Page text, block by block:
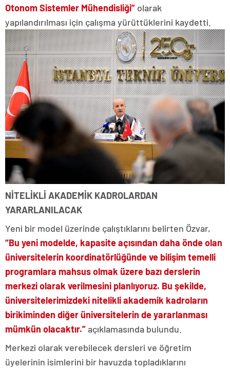
Otonom Sistemler Mühendisliği” olarak
yapılandırılması için çalışma yürüttüklerini kaydetti.
NİTELİKLİ AKADEMİK KADROLARDAN
YARARLANILACAK
Yeni bir model üzerinde çalıştıklarını belirten Özvar,
“Bu yeni modelde, kapasite açısından daha önde olan
üniversitelerin koordinatörlüğünde ve bilişim temelli
programlara mahsus olmak üzere bazı derslerin
merkezi olarak verilmesini planlıyoruz. Bu şekilde,
üniversitelerimizdeki nitelikli akademik kadroların
birikiminden diğer üniversitelerin de yararlanması
mümkün olacaktır.”açıklamasında bulundu.
Merkezi olarak verebilecek dersleri ve öğretim
üyelerinin isimlerini bir havuzda topladıklarını